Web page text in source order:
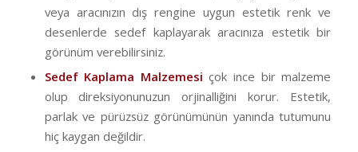
veya aracınızın dış rengine uygun estetik renk ve
desenlerde sedef kaplayarak aracınıza estetik bir
görünüm verebilirsiniz.
Sedef Kaplama Malzemesi çok ince bir malzeme
olup direksiyonunuzun orjinalliğini korur. Estetik,
parlak ve pürüzsüz görünümünün yanında tutumunu
hiç kaygan değildir.